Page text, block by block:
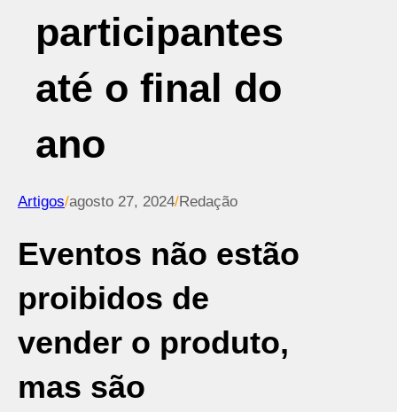
participantes
até o final do
ano
Artigos/agosto 27, 2024/Redação
Eventos não estão
proibidos de
vender o produto,
mas são